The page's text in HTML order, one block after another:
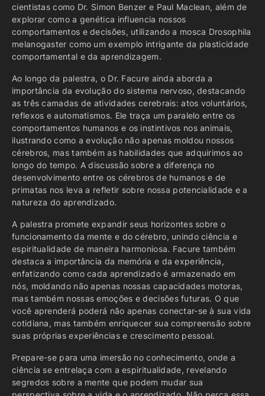
cientistas como Dr. Simon Benzer e Paul Maclean, além de
explorar como a genética influencia nossos
comportamentos e decisões, utilizando a mosca Drosophila
melanogaster como um exemplo intrigante da plasticidade
comportamental e da aprendizagem.
Ao longo da palestra, o Dr. Facure ainda aborda a
importância da evolução do sistema nervoso, destacando
as três camadas de atividades cerebrais: atos voluntários,
reflexos e automatismos. Ele traça um paralelo entre os
comportamentos humanos e os instintivos nos animais,
ilustrando como a evolução não apenas moldou nossos
cérebros, mas também as habilidades que adquirimos ao
longo do tempo. A discussão sobre a diferença no
desenvolvimento entre os cérebros de humanos e de
primatas nos leva a refletir sobre nossa potencialidade e a
natureza do aprendizado.
A palestra promete expandir seus horizontes sobre o
funcionamento da mente e do cérebro, unindo ciência e
espiritualidade de maneira harmoniosa. Facure também
destaca a importância da memória e da experiência,
enfatizando como cada aprendizado é armazenado em
nós, moldando não apenas nossas capacidades motoras,
mas também nossas emoções e decisões futuras. O que
você aprenderá poderá não apenas conectar-se à sua vida
cotidiana, mas também enriquecer sua compreensão sobre
suas próprias experiências e crescimento pessoal.
Prepare-se para uma imersão no conhecimento, onde a
ciência se entrelaça com a espiritualidade, revelando
segredos sobre a mente que podem mudar sua